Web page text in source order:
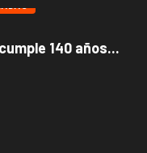
140 años...